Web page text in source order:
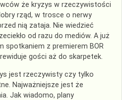
że kryzys w rzeczywistości
rząd, w trosce o nerwy
nią zataja. Nie wiedzieć
od razu do mediów. A już
spotkaniem z premierem BOR
gości aż do skarpetek.
jest rzeczywisty czy tylko
Najważniejsze jest że
Jak wiadomo, plany